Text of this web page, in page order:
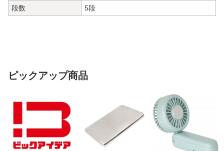
段数 5段
ピックアップ商品